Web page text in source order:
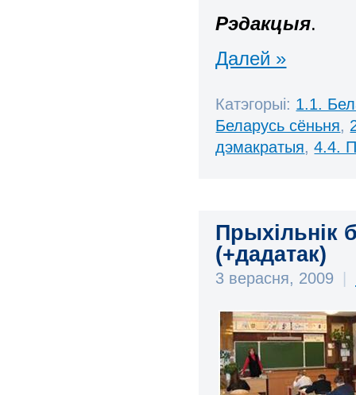
Рэдакцыя.
Далей »
Катэгорыі: 1.1.
Беларусь сёньня,
дэмакратыя,4.4.
Прыхільнік
(+дадатак)
3 верасня, 2009